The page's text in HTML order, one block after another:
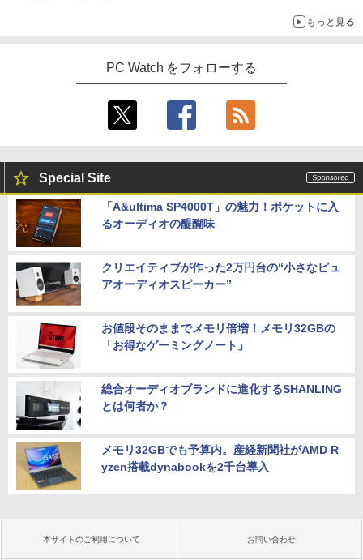
[9月上旬より発送予定][新品]ちいかわ な
んか小さくてかわいいやつ (1-8巻 最新
￥9,900
もっと見る
PC Watch をフォローする
Special Site
「A&ultima SP4000T」の魅力！ポケットに入
るオーディオの醍醐味
クリエイティブが作った2万円台の“小さなピュ
アオーディオスピーカー”
お値段そのままでメモリ倍増！メモリ32GBの
「お得なゲーミングノート」
総合オーディオブランドに進化するSHANLING
とは何者か？
メモリ32GBでも予算内。産経新聞社がAMD R
yzen搭載dynabookを2千台導入
本サイトのご利用について お問い合わせ